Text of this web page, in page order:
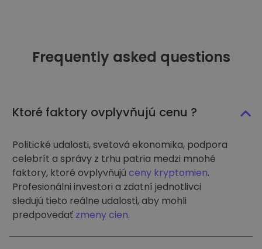
Frequently asked questions
Ktoré faktory ovplyvňujú cenu ?
Politické udalosti, svetová ekonomika, podpora
celebrít a správy z trhu patria medzi mnohé
faktory, ktoré ovplyvňujú ceny kryptomien.
Profesionálni investori a zdatní jednotlivci
sledujú tieto reálne udalosti, aby mohli
predpovedať zmeny cien.